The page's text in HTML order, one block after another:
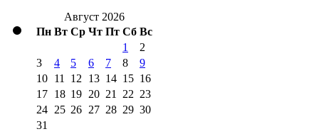
Август 2026
Пн Вт Ср Чт Пт Сб Вс
1
2
3
4 5 6 7 8
9
10 11 12 13 14 15 16
17 18 19 20 21 22 23
24 25 26 27 28 29 30
31